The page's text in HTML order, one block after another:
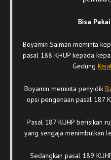
Bisa
Boyamin Saiman meminta
pasal 188 KHUP kepada
Gedung
Boyamin meminta penyidik
opsi pengenaan pasal 187
Pasal 187 KUHP berisikan
yang sengaja menimbulkan
Sedangkan pasal 189